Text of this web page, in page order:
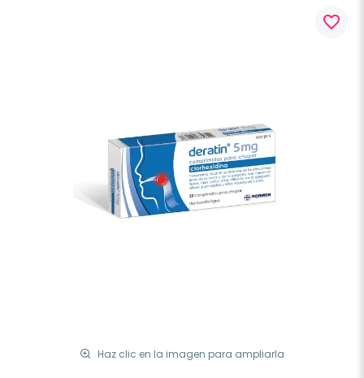
Haz clic en la imagen para ampliarla
favorite_border